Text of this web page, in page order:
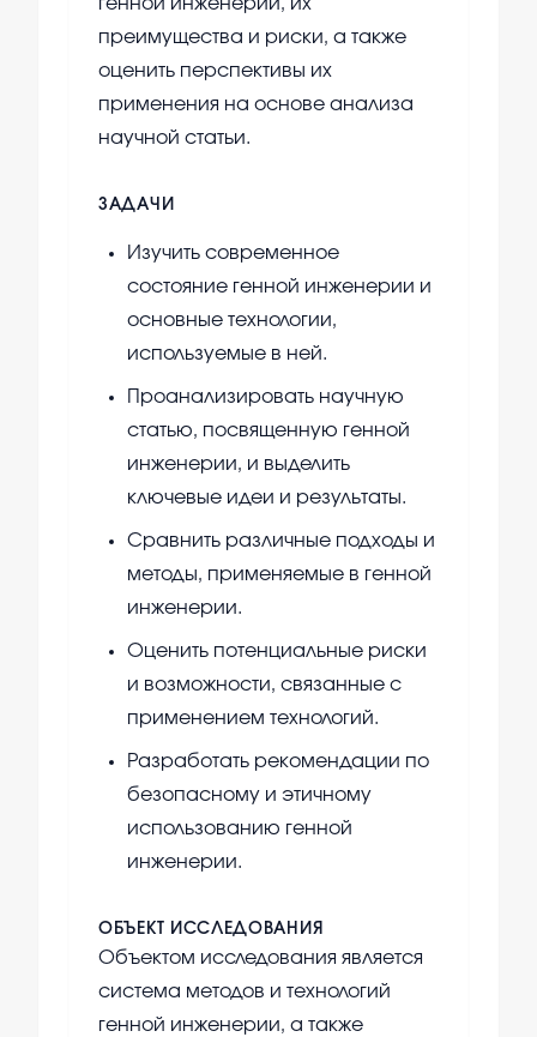
генной инженерии, их
преимущества и риски, а также
оценить перспективы их
применения на основе анализа
научной статьи.
ЗАДАЧИ
Изучить современное
состояние генной инженерии и
основные технологии,
используемые в ней.
Проанализировать научную
статью, посвященную генной
инженерии, и выделить
ключевые идеи и результаты.
Сравнить различные подходы и
методы, применяемые в генной
инженерии.
Оценить потенциальные риски
и возможности, связанные с
применением технологий.
Разработать рекомендации по
безопасному и этичному
использованию генной
инженерии.
ОБЪЕКТ ИССЛЕДОВАНИЯ
Объектом исследования является
система методов и технологий
генной инженерии, а также